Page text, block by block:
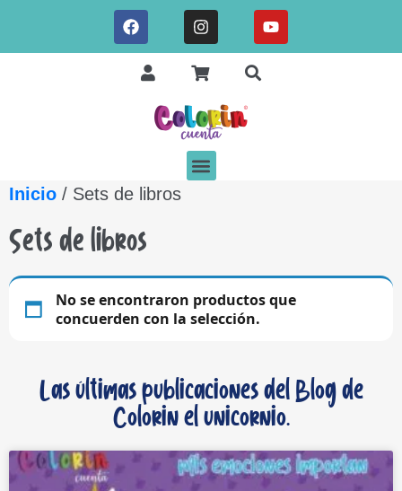
Inicio / Sets de libros
Sets de libros
No se encontraron productos que
concuerden con la selección.
Las últimas publicaciones del Blog de
Colorin el unicornio.